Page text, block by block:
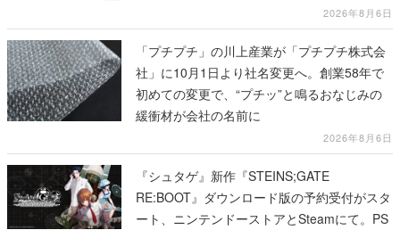
2026年8月6日
「プチプチ」の川上産業が「プチプチ株式会
社」に10月1日より社名変更へ。創業58年で
初めての変更で、“プチッ”と鳴るおなじみの
緩衝材が会社の名前に
2026年8月6日
『シュタゲ』新作『STEINS;GATE
RE:BOOT』ダウンロード版の予約受付がスタ
ート、ニンテンドーストアとSteamにて。PS